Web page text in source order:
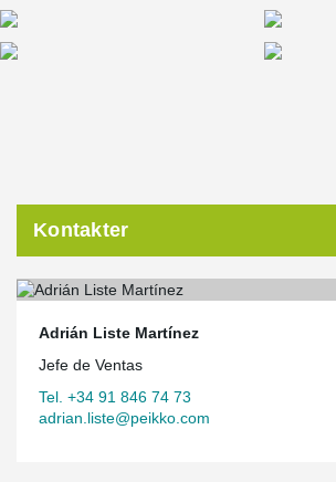
Kontakter
Adrián Liste Martínez
Jefe de Ventas
Tel. +34 91 846 74 73
adrian.liste@peikko.com